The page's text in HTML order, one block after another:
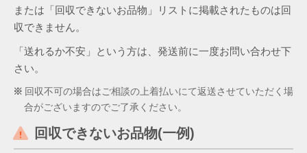
または「回収できないお品物」リストに掲載されたものは回
収できません。
「送れるか不安」という方は、発送前に一度お問い合わせ下
さい。
回収不可の場合はご相談の上着払いにて返送させていただく場
合がございますのでご了承ください。
回収できないお品物(一例)